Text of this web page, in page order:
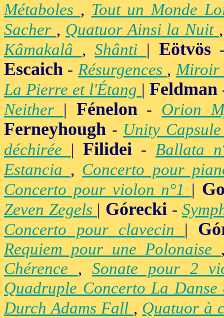
Métaboles , Tout un Monde
Sacher , Quatuor Ainsi la Nuit
Kâmakalâ ,Shânti | Eötvös
Escaich - Résurgences ,Miroir
La Pierre et l'Étang |Feldman
Neither | Fénelon- Orion
Ferneyhough - Unity
déchirée |Filidei - Ballata
Estancia , Concerto pour
Concerto pour violon n°1 |
Zeven Zegels | Górecki-
Concerto pour clavecin |
Requiem pour une Polonaise
Chérence , Sonate pour 2
Quadruple Concerto La
Durch Adams Fall , Quatuor à